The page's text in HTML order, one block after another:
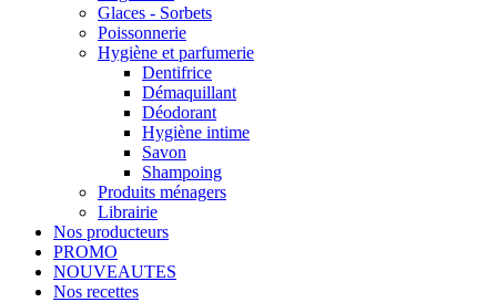
Glaces - Sorbets
Poissonnerie
Hygiène et parfumerie
Dentifrice
Démaquillant
Déodorant
Hygiène intime
Savon
Shampoing
Produits ménagers
Librairie
Nos producteurs
PROMO
NOUVEAUTES
Nos recettes